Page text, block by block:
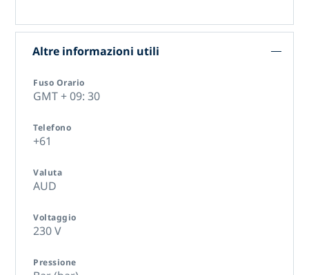
Altre informazioni utili
Fuso Orario
GMT + 09: 30
Telefono
+61
Valuta
AUD
Voltaggio
230 V
Pressione